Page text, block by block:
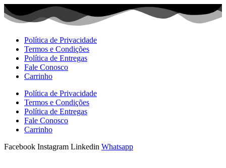
Ir
para
Política de Privacidade
Termos e Condições
Política de Entregas
Fale Conosco
Carrinho
Política de Privacidade
Termos e Condições
Política de Entregas
Fale Conosco
Carrinho
Facebook Instagram Linkedin Whatsapp